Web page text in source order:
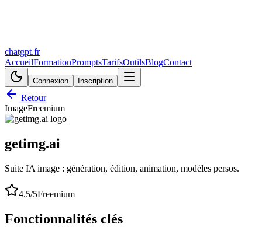
chatgpt.fr
AccueilFormationPromptsTarifsOutilsBlogContact
Connexion Inscription
Retour
ImageFreemium
getimg.ai
Suite IA image : génération, édition, animation, modèles persos.
4.5/5Freemium
Fonctionnalités clés